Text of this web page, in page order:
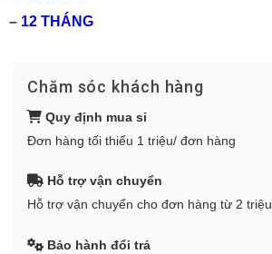
– 12 THÁNG
Chăm sóc khách hàng
Quy định mua sỉ
Đơn hàng tối thiểu 1 triệu/ đơn hàng
Hỗ trợ vận chuyển
Hỗ trợ vận chuyển cho đơn hàng từ 2 triệu
Bảo hành đổi trả